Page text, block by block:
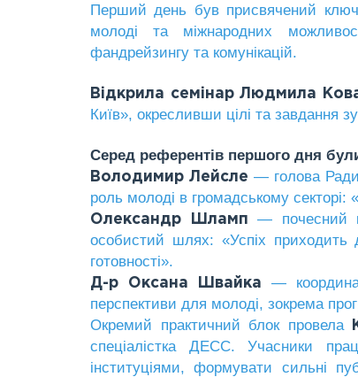
Перший день був присвячений
молоді та міжнародних
фандрейзингу та комунікацій.
Відкрила семінар Людмила
Київ», окресливши цілі та завдання
Серед референтів першого дня
Володимир Лейсле — голова Ради
роль молоді в громадському
Олександр Шламп — почесний
особистий шлях: «Успіх приходить
готовності».
Д-р Оксана Швайка
—
перспективи для молоді, зокрема
Окремий практичний блок провела
спеціалістка ДЕСС. Учасники
інституціями, формувати сильні